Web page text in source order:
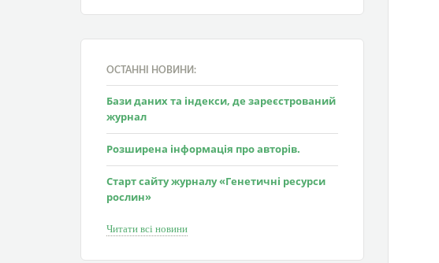
ОСТАННІ НОВИНИ:
Бази даних та індекси, де зареєстрований
журнал
Розширена інформація про авторів.
Старт сайту журналу «Генетичні ресурси
рослин»
Читати всі новини